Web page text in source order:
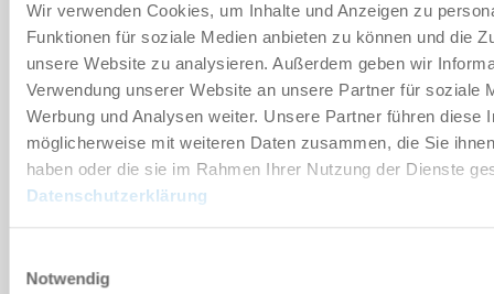
Wir verwenden Cookies, um Inhalte und Anzeigen zu
Funktionen für soziale Medien anbieten zu können und die
unsere Website zu analysieren. Außerdem geben wir
Verwendung unserer Website an unsere Partner für soziale
Werbung und Analysen weiter. Unsere Partner führen diese
möglicherweise mit weiteren Daten zusammen, die Sie
haben oder die sie im Rahmen Ihrer Nutzung der Dienste
Datenschutzerklärung
Notwendig
개별화
장점 세부 정보
클린룸 적합성 인증서